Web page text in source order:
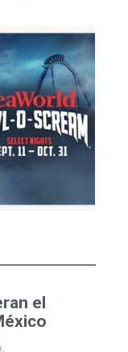
el
,